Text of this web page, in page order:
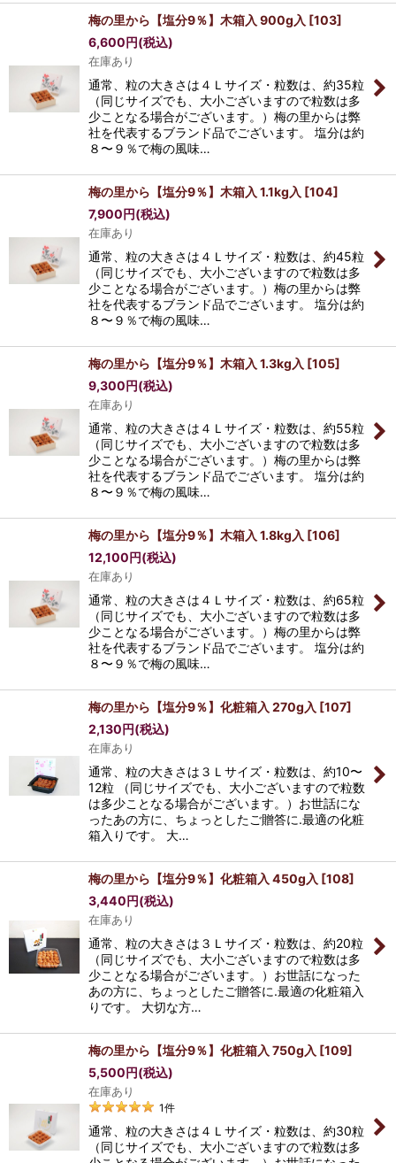
梅の里から【塩分9％】木箱入 900g入 [103]
6,600円(税込)
在庫あり
通常、粒の大きさは４Ｌサイズ・粒数は、約35粒
（同じサイズでも、大小ございますので粒数は多
少ことなる場合がございます。）梅の里からは弊
社を代表するブランド品でございます。 塩分は約
８〜９％で梅の風味…
梅の里から【塩分9％】木箱入 1.1kg入 [104]
7,900円(税込)
在庫あり
通常、粒の大きさは４Ｌサイズ・粒数は、約45粒
（同じサイズでも、大小ございますので粒数は多
少ことなる場合がございます。）梅の里からは弊
社を代表するブランド品でございます。 塩分は約
８〜９％で梅の風味…
梅の里から【塩分9％】木箱入 1.3kg入 [105]
9,300円(税込)
在庫あり
通常、粒の大きさは４Ｌサイズ・粒数は、約55粒
（同じサイズでも、大小ございますので粒数は多
少ことなる場合がございます。）梅の里からは弊
社を代表するブランド品でございます。 塩分は約
８〜９％で梅の風味…
梅の里から【塩分9％】木箱入 1.8kg入 [106]
12,100円(税込)
在庫あり
通常、粒の大きさは４Ｌサイズ・粒数は、約65粒
（同じサイズでも、大小ございますので粒数は多
少ことなる場合がございます。）梅の里からは弊
社を代表するブランド品でございます。 塩分は約
８〜９％で梅の風味…
梅の里から【塩分9％】化粧箱入 270g入 [107]
2,130円(税込)
在庫あり
通常、粒の大きさは３Ｌサイズ・粒数は、約10〜
12粒 （同じサイズでも、大小ございますので粒数
は多少ことなる場合がございます。）お世話にな
ったあの方に、ちょっとしたご贈答に.最適の化粧
箱入りです。 大…
梅の里から【塩分9％】化粧箱入 450g入 [108]
3,440円(税込)
在庫あり
通常、粒の大きさは３Ｌサイズ・粒数は、約20粒
（同じサイズでも、大小ございますので粒数は多
少ことなる場合がございます。）お世話になった
あの方に、ちょっとしたご贈答に.最適の化粧箱入
りです。 大切な方…
梅の里から【塩分9％】化粧箱入 750g入 [109]
5,500円(税込)
在庫あり
1件
通常、粒の大きさは４Ｌサイズ・粒数は、約30粒
（同じサイズでも、大小ございますので粒数は多